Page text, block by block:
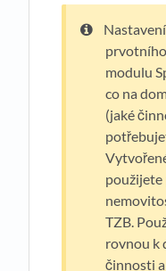
modulu
co na
(jaké
použijete
TZB.
rovnou k
činnosti